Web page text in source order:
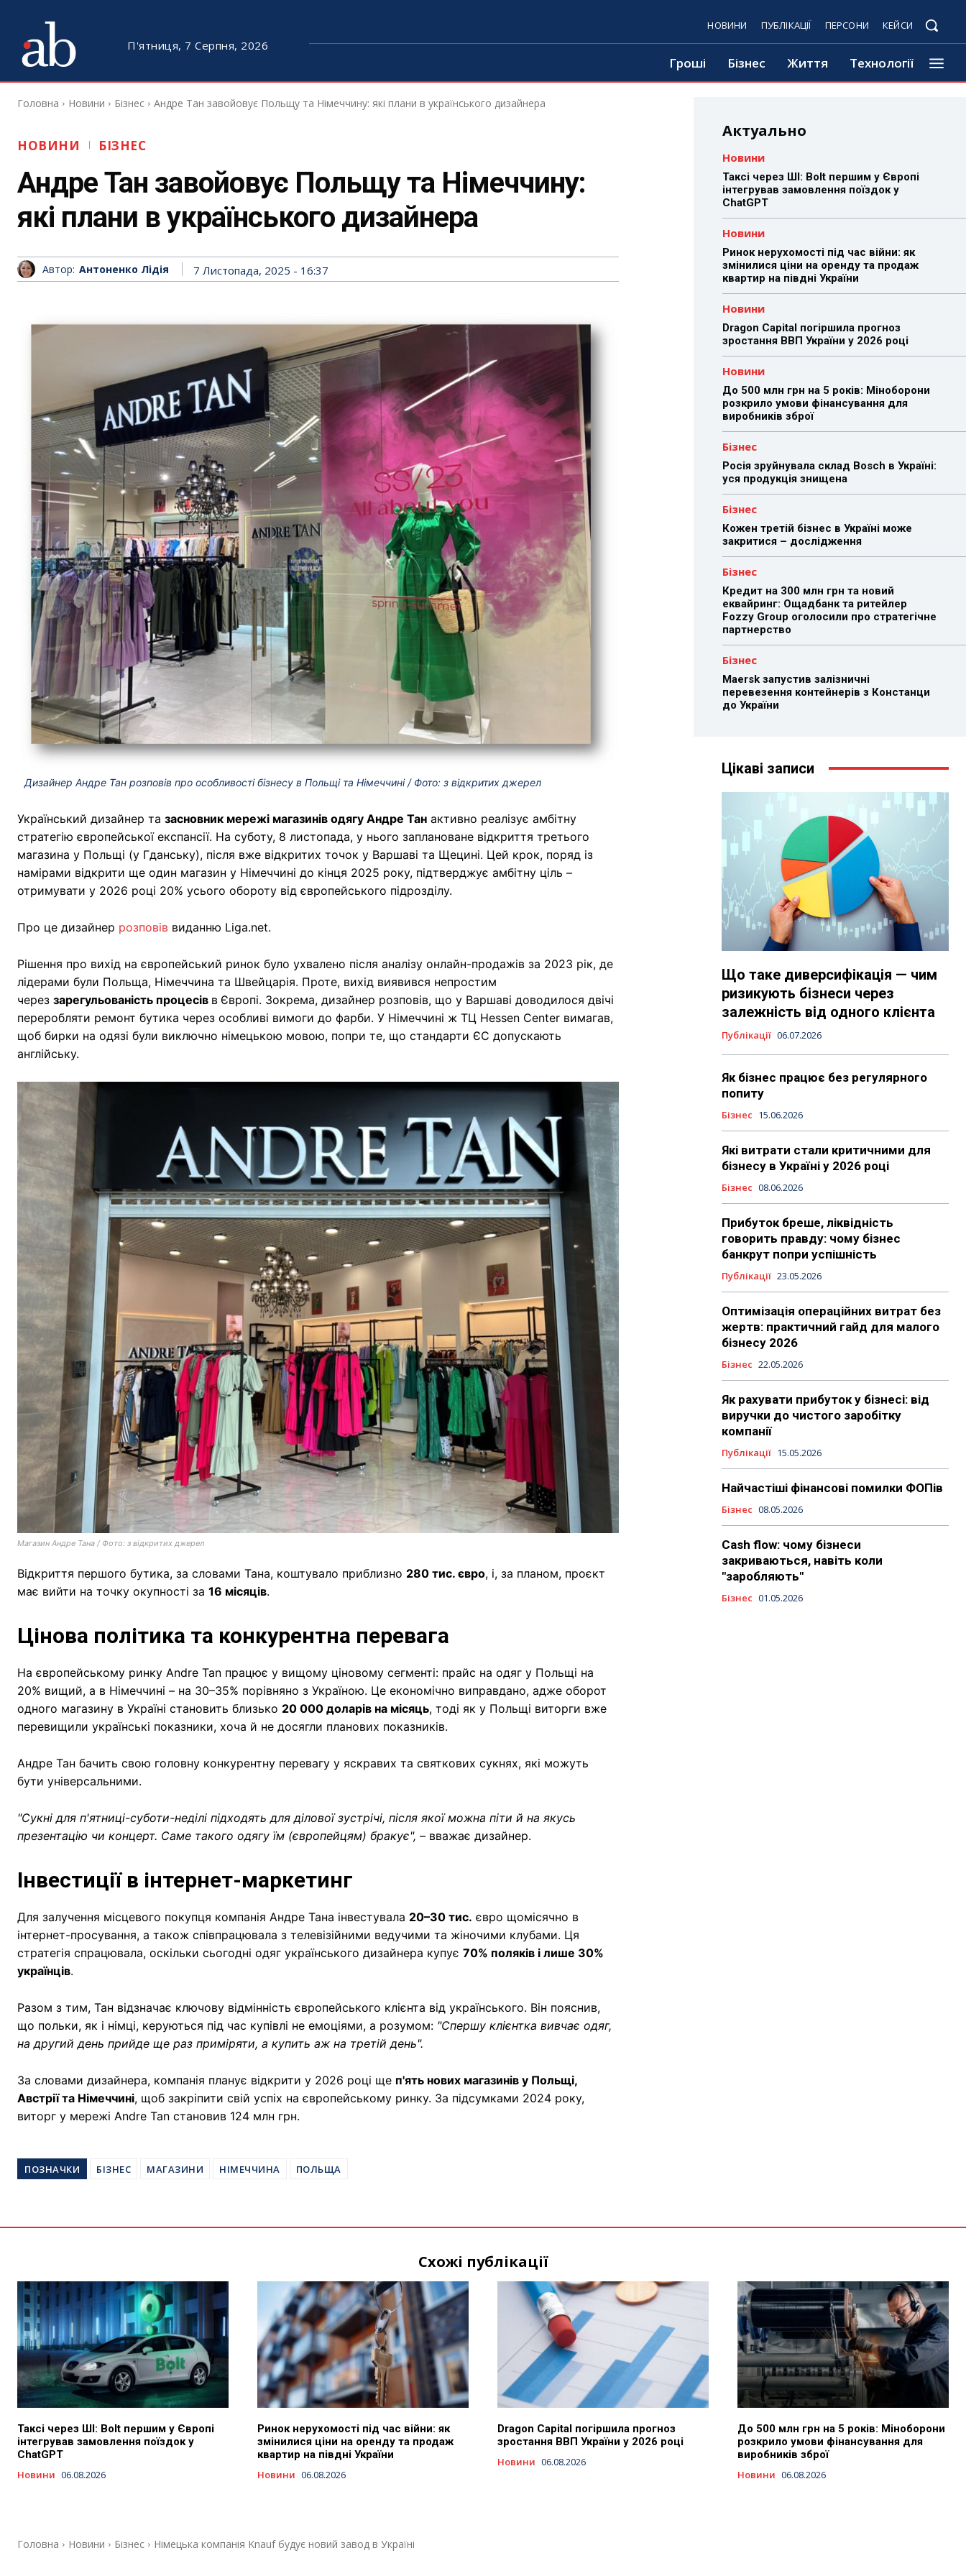
П'ятниця, 7 Серпня, 2026
НОВИНИ ПУБЛІКАЦІЇ ПЕРСОНИ КЕЙСИ
Гроші Бізнес Життя Технології
Головна Новини Бізнес Андре Тан завойовує Польщу та Німеччину: які плани в українського дизайнера
НОВИНИ БІЗНЕС
Андре Тан завойовує Польщу та Німеччину:
які плани в українського дизайнера
Автор: Антоненко Лідія 7 Листопада, 2025 - 16:37
Дизайнер Андре Тан розповів про особливості бізнесу в Польщі та Німеччині / Фото: з відкритих джерел
Український дизайнер та засновник мережі магазинів одягу Андре Тан активно реалізує амбітну
стратегію європейської експансії. На суботу, 8 листопада, у нього заплановане відкриття третього
магазина у Польщі (у Гданську), після вже відкритих точок у Варшаві та Щецині. Цей крок, поряд із
намірами відкрити ще один магазин у Німеччині до кінця 2025 року, підтверджує амбітну ціль –
отримувати у 2026 році 20% усього обороту від європейського підрозділу.
Про це дизайнер розповів виданню Liga.net.
Рішення про вихід на європейський ринок було ухвалено після аналізу онлайн-продажів за 2023 рік, де
лідерами були Польща, Німеччина та Швейцарія. Проте, вихід виявився непростим
через зарегульованість процесів в Європі. Зокрема, дизайнер розповів, що у Варшаві доводилося двічі
переробляти ремонт бутика через особливі вимоги до фарби. У Німеччині ж ТЦ Hessen Center вимагав,
щоб бирки на одязі були виключно німецькою мовою, попри те, що стандарти ЄС допускають
англійську.
Магазин Андре Тана / Фото: з відкритих джерел
Відкриття першого бутика, за словами Тана, коштувало приблизно 280 тис. євро, і, за планом, проєкт
має вийти на точку окупності за 16 місяців.
Цінова політика та конкурентна перевага
На європейському ринку Andre Tan працює у вищому ціновому сегменті: прайс на одяг у Польщі на
20% вищий, а в Німеччині – на 30–35% порівняно з Україною. Це економічно виправдано, адже оборот
одного магазину в Україні становить близько 20 000 доларів на місяць, тоді як у Польщі виторги вже
перевищили українські показники, хоча й не досягли планових показників.
Андре Тан бачить свою головну конкурентну перевагу у яскравих та святкових сукнях, які можуть
бути універсальними.
"Сукні для п'ятниці-суботи-неділі підходять для ділової зустрічі, після якої можна піти й на якусь
презентацію чи концерт. Саме такого одягу їм (європейцям) бракує", – вважає дизайнер.
Інвестиції в інтернет-маркетинг
Для залучення місцевого покупця компанія Андре Тана інвестувала 20–30 тис. євро щомісячно в
інтернет-просування, а також співпрацювала з телевізійними ведучими та жіночими клубами. Ця
стратегія спрацювала, оскільки сьогодні одяг українського дизайнера купує 70% поляків і лише 30%
українців.
Разом з тим, Тан відзначає ключову відмінність європейського клієнта від українського. Він пояснив,
що польки, як і німці, керуються під час купівлі не емоціями, а розумом: "Спершу клієнтка вивчає одяг,
на другий день прийде ще раз приміряти, а купить аж на третій день".
За словами дизайнера, компанія планує відкрити у 2026 році ще п'ять нових магазинів у Польщі,
Австрії та Німеччині, щоб закріпити свій успіх на європейському ринку. За підсумками 2024 року,
виторг у мережі Andre Tan становив 124 млн грн.
ПОЗНАЧКИ БІЗНЕС МАГАЗИНИ НІМЕЧЧИНА ПОЛЬЩА
Актуально
Новини
Таксі через ШІ: Bolt першим у Європі
інтегрував замовлення поїздок у
ChatGPT
Новини
Ринок нерухомості під час війни: як
змінилися ціни на оренду та продаж
квартир на півдні України
Новини
Dragon Capital погіршила прогноз
зростання ВВП України у 2026 році
Новини
До 500 млн грн на 5 років: Міноборони
розкрило умови фінансування для
виробників зброї
Бізнес
Росія зруйнувала склад Bosch в Україні:
уся продукція знищена
Бізнес
Кожен третій бізнес в Україні може
закритися – дослідження
Бізнес
Кредит на 300 млн грн та новий
еквайринг: Ощадбанк та ритейлер
Fozzy Group оголосили про стратегічне
партнерство
Бізнес
Maersk запустив залізничні
перевезення контейнерів з Констанци
до України
Цікаві записи
Що таке диверсифікація — чим
ризикують бізнеси через
залежність від одного клієнта
Публікації 06.07.2026
Як бізнес працює без регулярного
попиту
Бізнес 15.06.2026
Які витрати стали критичними для
бізнесу в Україні у 2026 році
Бізнес 08.06.2026
Прибуток бреше, ліквідність
говорить правду: чому бізнес
банкрут попри успішність
Публікації 23.05.2026
Оптимізація операційних витрат без
жертв: практичний гайд для малого
бізнесу 2026
Бізнес 22.05.2026
Як рахувати прибуток у бізнесі: від
виручки до чистого заробітку
компанії
Публікації 15.05.2026
Найчастіші фінансові помилки ФОПів
Бізнес 08.05.2026
Cash flow: чому бізнеси
закриваються, навіть коли
"заробляють"
Бізнес 01.05.2026
Схожі публікації
Таксі через ШІ: Bolt першим у Європі
інтегрував замовлення поїздок у
ChatGPT
Новини 06.08.2026
Ринок нерухомості під час війни: як
змінилися ціни на оренду та продаж
квартир на півдні України
Новини 06.08.2026
Dragon Capital погіршила прогноз
зростання ВВП України у 2026 році
Новини 06.08.2026
До 500 млн грн на 5 років: Міноборони
розкрило умови фінансування для
виробників зброї
Новини 06.08.2026